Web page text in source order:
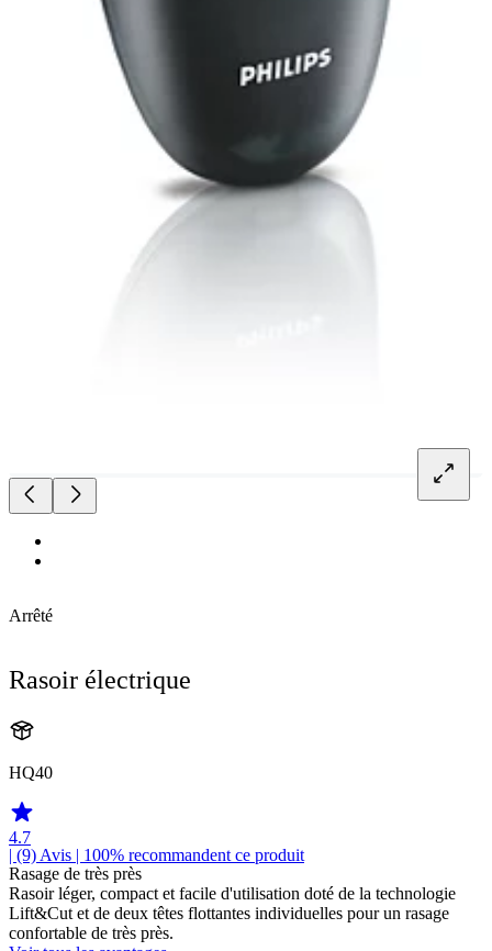
Arrêté
Rasoir électrique
HQ40
4.7
| (9) Avis | 100% recommandent ce produit
Rasage de très près
Rasoir léger, compact et facile d'utilisation doté de la technologie
Lift&Cut et de deux têtes flottantes individuelles pour un rasage
confortable de très près.